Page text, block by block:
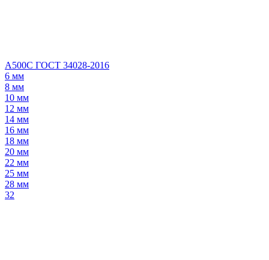
А500С ГОСТ 34028-2016
6 мм
8 мм
10 мм
12 мм
14 мм
16 мм
18 мм
20 мм
22 мм
25 мм
28 мм
32